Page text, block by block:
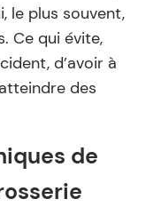
le plus souvent,
Ce qui évite,
d’avoir à
des
de